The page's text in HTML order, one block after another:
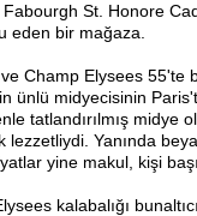
St. Honore
eden bir mağaza.
Champ Elysees 55'te
ünlü midyecisinin
tatlandırılmış midye
lezzetliydi. Yanında
yine makul, kişi
kalabalığı